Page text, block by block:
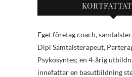
Eget företag coach,
Dipl Samtalsterapeut,
Psykosyntes; en 4-årig
innefattar en basutbildning